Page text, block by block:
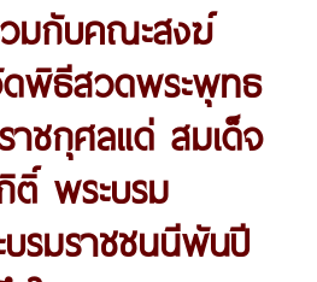
มกับคณะสงฆ์
พิธีสวดพระพุทธ
ชกุศลแด่ สมเด็จ
ติ์ พระบรม
รมราชชนนีพันปี